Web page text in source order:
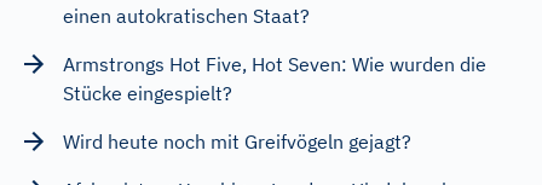
einen autokratischen Staat?
Armstrongs Hot Five, Hot Seven: Wie wurden die
Stücke eingespielt?
Wird heute noch mit Greifvögeln gejagt?